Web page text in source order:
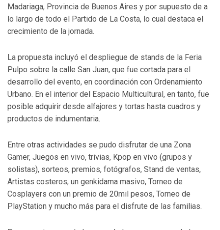
Madariaga, Provincia de Buenos Aires y por supuesto de a
lo largo de todo el Partido de La Costa, lo cual destaca el
crecimiento de la jornada.
La propuesta incluyó el despliegue de stands de la Feria
Pulpo sobre la calle San Juan, que fue cortada para el
desarrollo del evento, en coordinación con Ordenamiento
Urbano. En el interior del Espacio Multicultural, en tanto, fue
posible adquirir desde alfajores y tortas hasta cuadros y
productos de indumentaria.
Entre otras actividades se pudo disfrutar de una Zona
Gamer, Juegos en vivo, trivias, Kpop en vivo (grupos y
solistas), sorteos, premios, fotógrafos, Stand de ventas,
Artistas costeros, un genkidama masivo, Torneo de
Cosplayers con un premio de 20mil pesos, Torneo de
PlayStation y mucho más para el disfrute de las familias.